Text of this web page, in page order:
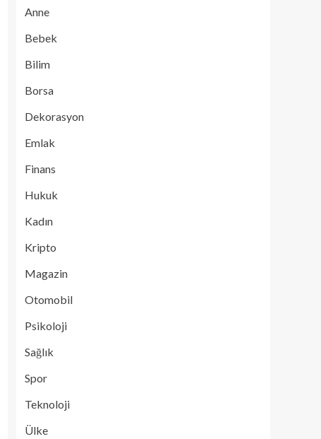
Anne
Bebek
Bilim
Borsa
Dekorasyon
Emlak
Finans
Hukuk
Kadın
Kripto
Magazin
Otomobil
Psikoloji
Sağlık
Spor
Teknoloji
Ülke